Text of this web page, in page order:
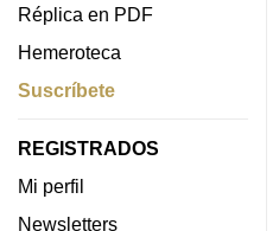
Réplica en PDF
Hemeroteca
Suscríbete
REGISTRADOS
Mi perfil
Newsletters